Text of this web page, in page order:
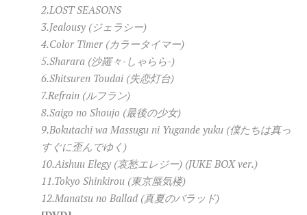
2.LOST SEASONS
3.Jealousy (ジェラシー)
4.Color Timer (カラータイマー)
5.Sharara (沙羅々-しゃらら-)
6.Shitsuren Toudai (失恋灯台)
7.Refrain (ルフラン)
8.Saigo no Shoujo (最後の少女)
9.Bokutachi wa Massugu ni Yugande yuku (僕たちは真っ
すぐに歪んでゆく)
10.Aishuu Elegy (哀愁エレジー) (JUKE BOX ver.)
11.Tokyo Shinkirou (東京蜃気楼)
12.Manatsu no Ballad (真夏のバラッド)